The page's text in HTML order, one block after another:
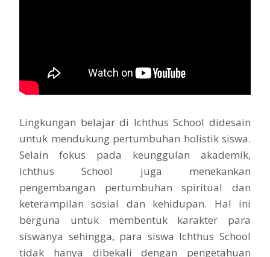
Lingkungan belajar di Ichthus School didesain
untuk mendukung pertumbuhan holistik siswa.
Selain fokus pada keunggulan akademik,
Ichthus School juga menekankan
pengembangan pertumbuhan spiritual dan
keterampilan sosial dan kehidupan. Hal ini
berguna untuk membentuk karakter para
siswanya sehingga, para siswa Ichthus School
tidak hanya dibekali dengan pengetahuan